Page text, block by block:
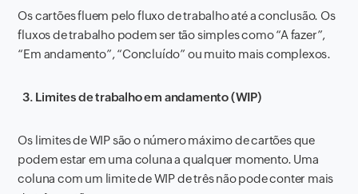
Os cartões fluem pelo fluxo de trabalho até a conclusão. Os
fluxos de trabalho podem ser tão simples como “A fazer”,
“Em andamento”, “Concluído” ou muito mais complexos.
3. Limites de trabalho em andamento (WIP)
Os limites de WIP são o número máximo de cartões que
podem estar em uma coluna a qualquer momento. Uma
coluna com um limite de WIP de três não pode conter mais